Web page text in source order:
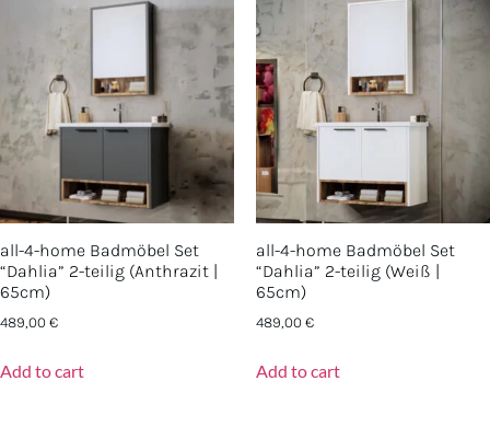
all-4-home Badmöbel Set
“Dahlia” 2-teilig (Anthrazit |
65cm)
489,00€
Add to cart
all-4-home Badmöbel Set
“Dahlia” 2-teilig (Weiß |
65cm)
489,00€
Add to cart